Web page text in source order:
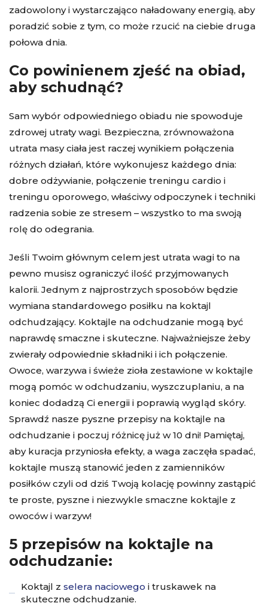
zadowolony i wystarczająco naładowany energią, aby
poradzić sobie z tym, co może rzucić na ciebie druga
połowa dnia.
Co powinienem zjeść na obiad,
aby schudnąć?
Sam wybór odpowiedniego obiadu nie spowoduje
zdrowej utraty wagi. Bezpieczna, zrównoważona
utrata masy ciała jest raczej wynikiem połączenia
różnych działań, które wykonujesz każdego dnia:
dobre odżywianie, połączenie treningu cardio i
treningu oporowego, właściwy odpoczynek i techniki
radzenia sobie ze stresem – wszystko to ma swoją
rolę do odegrania.
Jeśli Twoim głównym celem jest utrata wagi to na
pewno musisz ograniczyć ilość przyjmowanych
kalorii. Jednym z najprostrzych sposobów będzie
wymiana standardowego posiłku na koktajl
odchudzający. Koktajle na odchudzanie mogą być
naprawdę smaczne i skuteczne. Najważniejsze żeby
zwierały odpowiednie składniki i ich połączenie.
Owoce, warzywa i świeże zioła zestawione w koktajle
mogą pomóc w odchudzaniu, wyszczuplaniu, a na
koniec dodadzą Ci energii i poprawią wygląd skóry.
Sprawdź nasze pyszne przepisy na koktajle na
odchudzanie i poczuj różnicę już w 10 dni! Pamiętaj,
aby kuracja przyniosła efekty, a waga zaczęła spadać,
koktajle muszą stanowić jeden z zamienników
posiłków czyli od dziś Twoją kolację powinny zastąpić
te proste, pyszne i niezwykle smaczne koktajle z
owoców i warzyw!
5 przepisów na koktajle na
odchudzanie:
Koktajl z selera naciowego i truskawek na
skuteczne odchudzanie.